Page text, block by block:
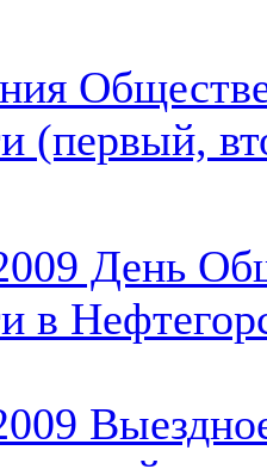
(первый,
День
в